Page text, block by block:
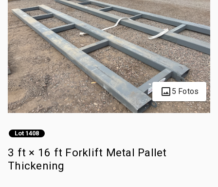
5 Fotos
Lot 1408
3 ft × 16 ft Forklift Metal Pallet
Thickening